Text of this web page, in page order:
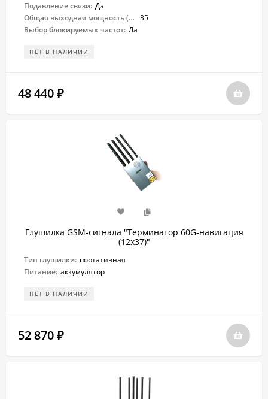
Подавление связи: Да
Общая выходная мощность (Вт): 35
Выбор блокируемых частот: Да
НЕТ В НАЛИЧИИ
48 440 ₽
Глушилка GSM-сигнала "Терминатор 60G-навигация
(12х37)"
Тип глушилки: портативная
Питание: аккумулятор
НЕТ В НАЛИЧИИ
52 870 ₽